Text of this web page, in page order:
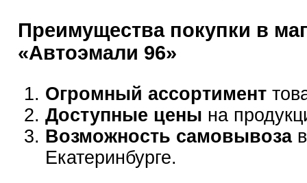
Преимущества покупки в
«Автоэмали 96»
Огромный ассортимент
Доступные цены на
Возможность самовывозав
Екатеринбурге.